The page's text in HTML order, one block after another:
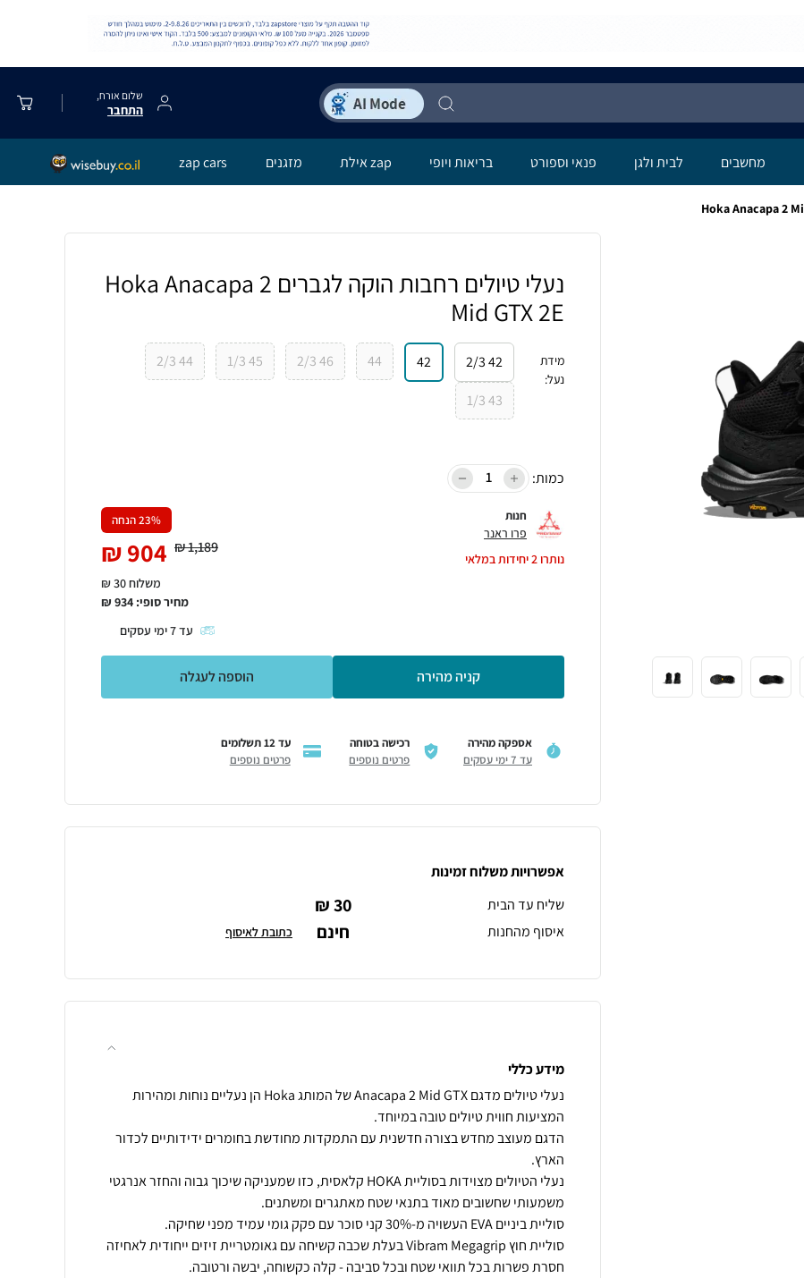
שלום אורח,
התחבר
מחשבים לבית ולגן פנאי וספורט בריאות ויופי zap אילת מזגנים zap cars
נעלי טיולים רחבות הוקה לגברים Hoka Anacapa 2
Mid GTX 2E
מידת
נעל:
42 2/3
42
44
46 2/3
45 1/3
44 2/3
43 1/3
כמות:
חנות
פרו ראנר
נותרו2יחידות במלאי
23% הנחה
1,189
₪
904
₪
משלוח 30 ₪
מחיר סופי: 934
₪
עד7ימי עסקים
קניה מהירה הוספה לעגלה
אספקה מהירה
עד 7 ימי עסקים
רכישה בטוחה
פרטים נוספים
עד 12 תשלומים
פרטים נוספים
אפשרויות משלוח זמינות
שליח עד הבית
30 ₪
איסוף מהחנות חינם כתובת לאיסוף
מידע כללי
נעלי טיולים מדגם Anacapa 2 Mid GTX של המותג Hoka הן נעליים נוחות ומהירות
הדגם מעוצב מחדש בצורה חדשנית עם התמקדות מחודשת בחומרים ידידותיים לכדור
נעלי הטיולים מצוידות בסוליית HOKA קלאסית, כזו שמעניקה שיכוך גבוה והחזר אנרגטי
סוליית חוץ Vibram Megagrip בעלת שכבה קשיחה עם גאומטריית זיזים ייחודית לאחיזה